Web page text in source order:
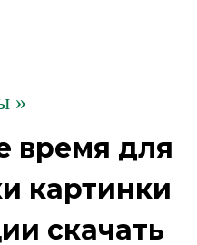
»
время для
картинки
скачать